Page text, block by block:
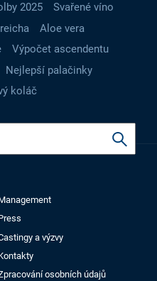
2025
Svařené víno
Aloe vera
Výpočet ascendentu
Nejlepší palačinky
koláč
a výzvy
osobních údajů